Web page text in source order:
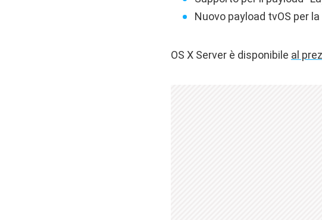
Nuovo payload tvOS per
OS X Server è disponibile al